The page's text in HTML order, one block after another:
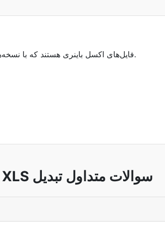
فایل‌های XLS، فایل‌های اکسل باینری هستند که با نسخه‌های قدیمی‌تر مایکروسافت آفیس سازگارند.
XLS سوالات متداول تبدیل